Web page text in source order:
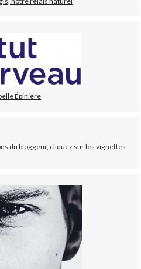
Épinière
du bloggeur, cliquez sur les vignettes